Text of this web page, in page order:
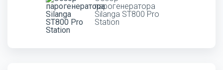
парогенератора
Silanga ST800 Pro
Station